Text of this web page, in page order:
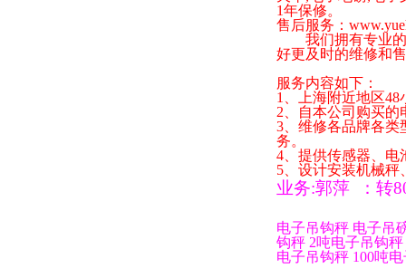
1年保修。
售后服务：
我们拥有专业的
好更及时的维修和
服务内容如下：
1
、上海附近地区48
2 、自本公司购买
3 、维修各品牌各
务。
4 、提供传感器、
5 、设计安装机械
业务:郭萍 ： 转
电子吊钩秤 电子吊
钩秤 2吨电子吊钩秤
电子吊钩秤 100吨